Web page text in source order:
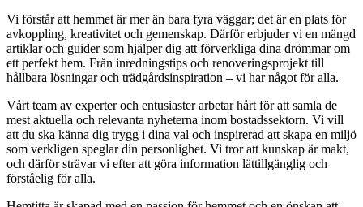
Vi förstår att hemmet är mer än bara fyra väggar; det är en plats för
avkoppling, kreativitet och gemenskap. Därför erbjuder vi en mängd
artiklar och guider som hjälper dig att förverkliga dina drömmar om
ett perfekt hem. Från inredningstips och renoveringsprojekt till
hållbara lösningar och trädgårdsinspiration – vi har något för alla.
Vårt team av experter och entusiaster arbetar hårt för att samla de
mest aktuella och relevanta nyheterna inom bostadssektorn. Vi vill
att du ska känna dig trygg i dina val och inspirerad att skapa en miljö
som verkligen speglar din personlighet. Vi tror att kunskap är makt,
och därför strävar vi efter att göra information lättillgänglig och
förståelig för alla.